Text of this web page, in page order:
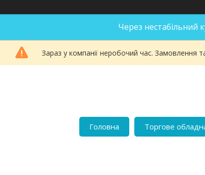
Через нестабільний
Зараз у компанії неробочий час. Замовлення
Головна Торгове